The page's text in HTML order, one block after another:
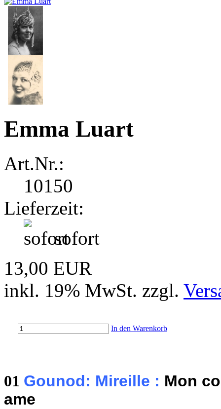
Emma Luart
Art.Nr.:
10150
Lieferzeit:
sofort
13,00 EUR
inkl. 19% MwSt. zzgl.
In den Warenkorb
01 Gounod: Mireille : Mon
ame